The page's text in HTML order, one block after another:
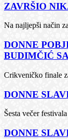
ZAVRŠIO
Na najljepši način
DONNE
BUDIMČIĆ
Crikveničko finale
DONNE
Šesta večer
DONNE